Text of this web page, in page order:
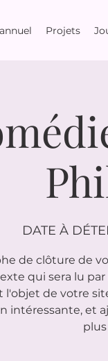
Projets
DATE À
de clôture de
qui sera lu
l'objet de votre
intéressante, et